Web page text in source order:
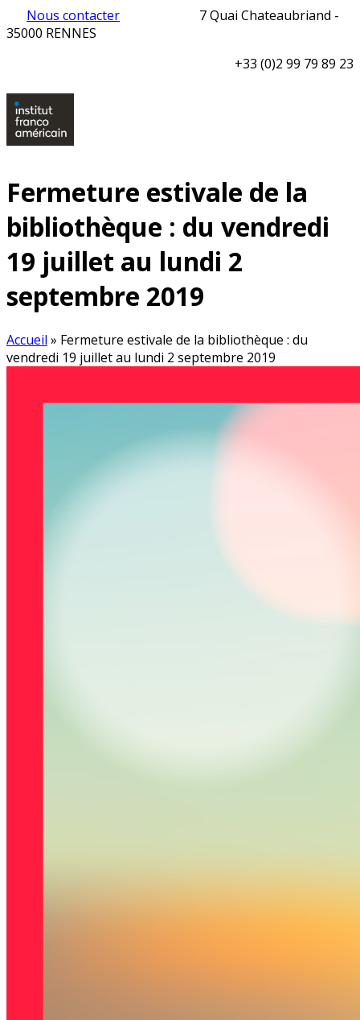
Nous contacter
7 Quai Chateaubriand -
35000 RENNES
+33 (0)2 99 79 89 23
Fermeture estivale de la
bibliothèque : du vendredi
19 juillet au lundi 2
septembre 2019
Accueil » Fermeture estivale de la bibliothèque : du
vendredi 19 juillet au lundi 2 septembre 2019